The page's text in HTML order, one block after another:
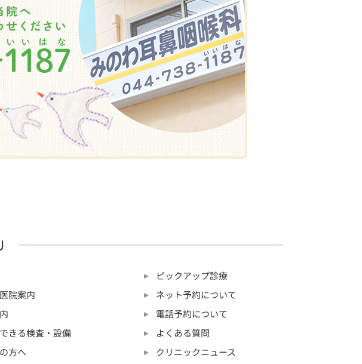
院案内
きる検査・設備
方へ
ピックアップ診療
ネット予約について
電話予約について
よくある質問
クリニックニュース